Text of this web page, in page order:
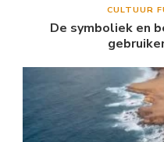
CULTUUR
De symboliek en